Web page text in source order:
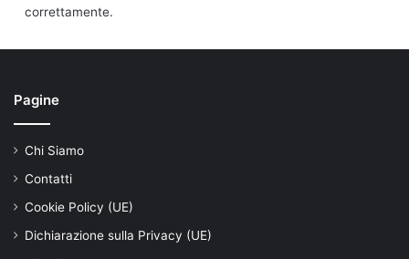
correttamente.
Pagine
Chi Siamo
Contatti
Cookie Policy (UE)
Dichiarazione sulla Privacy (UE)